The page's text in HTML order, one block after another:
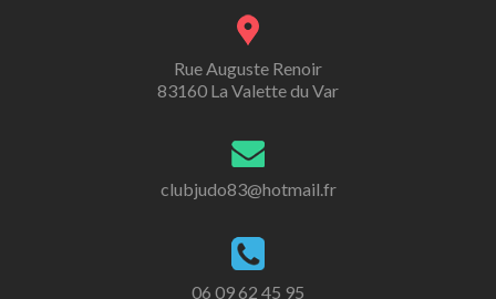
Rue Auguste Renoir
83160 La Valette du Var
clubjudo83@hotmail.fr
06 09 62 45 95